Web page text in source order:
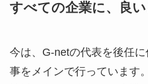
すべての企業に、良
今は、G-netの代表を後任
事をメインで行っています。